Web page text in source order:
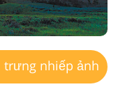
trưng nhiếp ảnh